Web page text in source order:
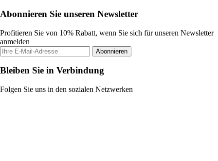
Abonnieren Sie unseren Newsletter
Profitieren Sie von 10% Rabatt, wenn Sie sich für unseren Newsletter
anmelden
Abonnieren
Bleiben Sie in Verbindung
Folgen Sie uns in den sozialen Netzwerken